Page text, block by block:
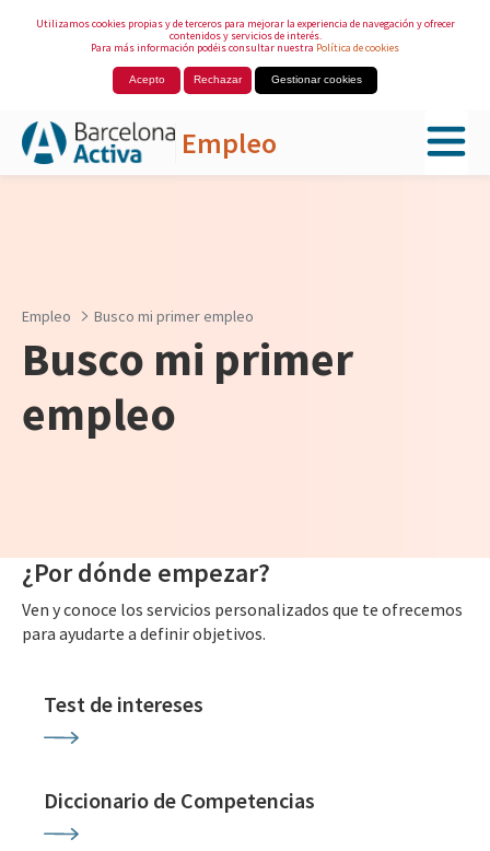
Utilizamos cookies propias y de terceros para mejorar la experiencia de navegación y ofrecer
contenidos y servicios de interés.
Para más información podéis consultar nuestra Política de cookies
Acepto Rechazar Gestionar cookies
Empleo
Empleo Busco mi primer empleo
Busco mi primer
empleo
¿Por dónde empezar?
Ven y conoce los servicios personalizados que te ofrecemos
para ayudarte a definir objetivos.
Test de intereses
Diccionario de Competencias